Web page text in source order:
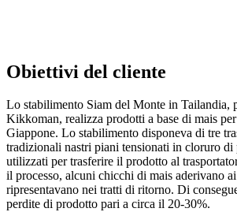
Obiettivi del cliente
Lo stabilimento Siam del Monte in Tailandia,
Kikkoman, realizza prodotti a base di mais
Giappone. Lo stabilimento disponeva di tre
tradizionali nastri piani tensionati in cloruro
utilizzati per trasferire il prodotto al
il processo, alcuni chicchi di mais aderivano
ripresentavano nei tratti di ritorno. Di
perdite di prodotto pari a circa il 20-30%.